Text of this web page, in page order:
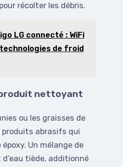
récolter les débris.
LG connecté : WiFi
de froid
nettoyant
ou les graisses de
produits abrasifs qui
Un mélange de
d’eau tiède, additionné